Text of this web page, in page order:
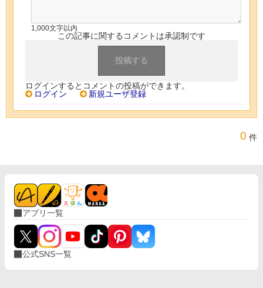
1,000文字以内
この記事に関するコメントは承認制です
ログインするとコメントの投稿ができます。
ログイン
新規ユーザ登録
0 件
アプリ一覧
公式SNS一覧